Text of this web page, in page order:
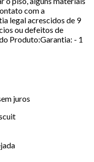
com a
legal acrescidos de 9
ou defeitos de
Produto:Garantia: - 1
juros